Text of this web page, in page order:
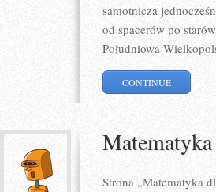
samotnicza
od spacerów po
Południowa
CONTINUE
Strona „Matematyka